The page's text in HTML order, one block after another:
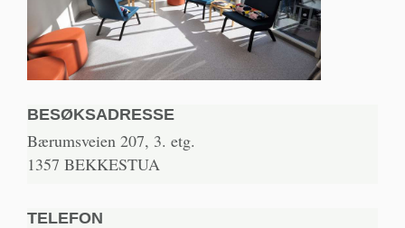
BESØKSADRESSE
Bærumsveien 207, 3. etg.
1357 BEKKESTUA
TELEFON